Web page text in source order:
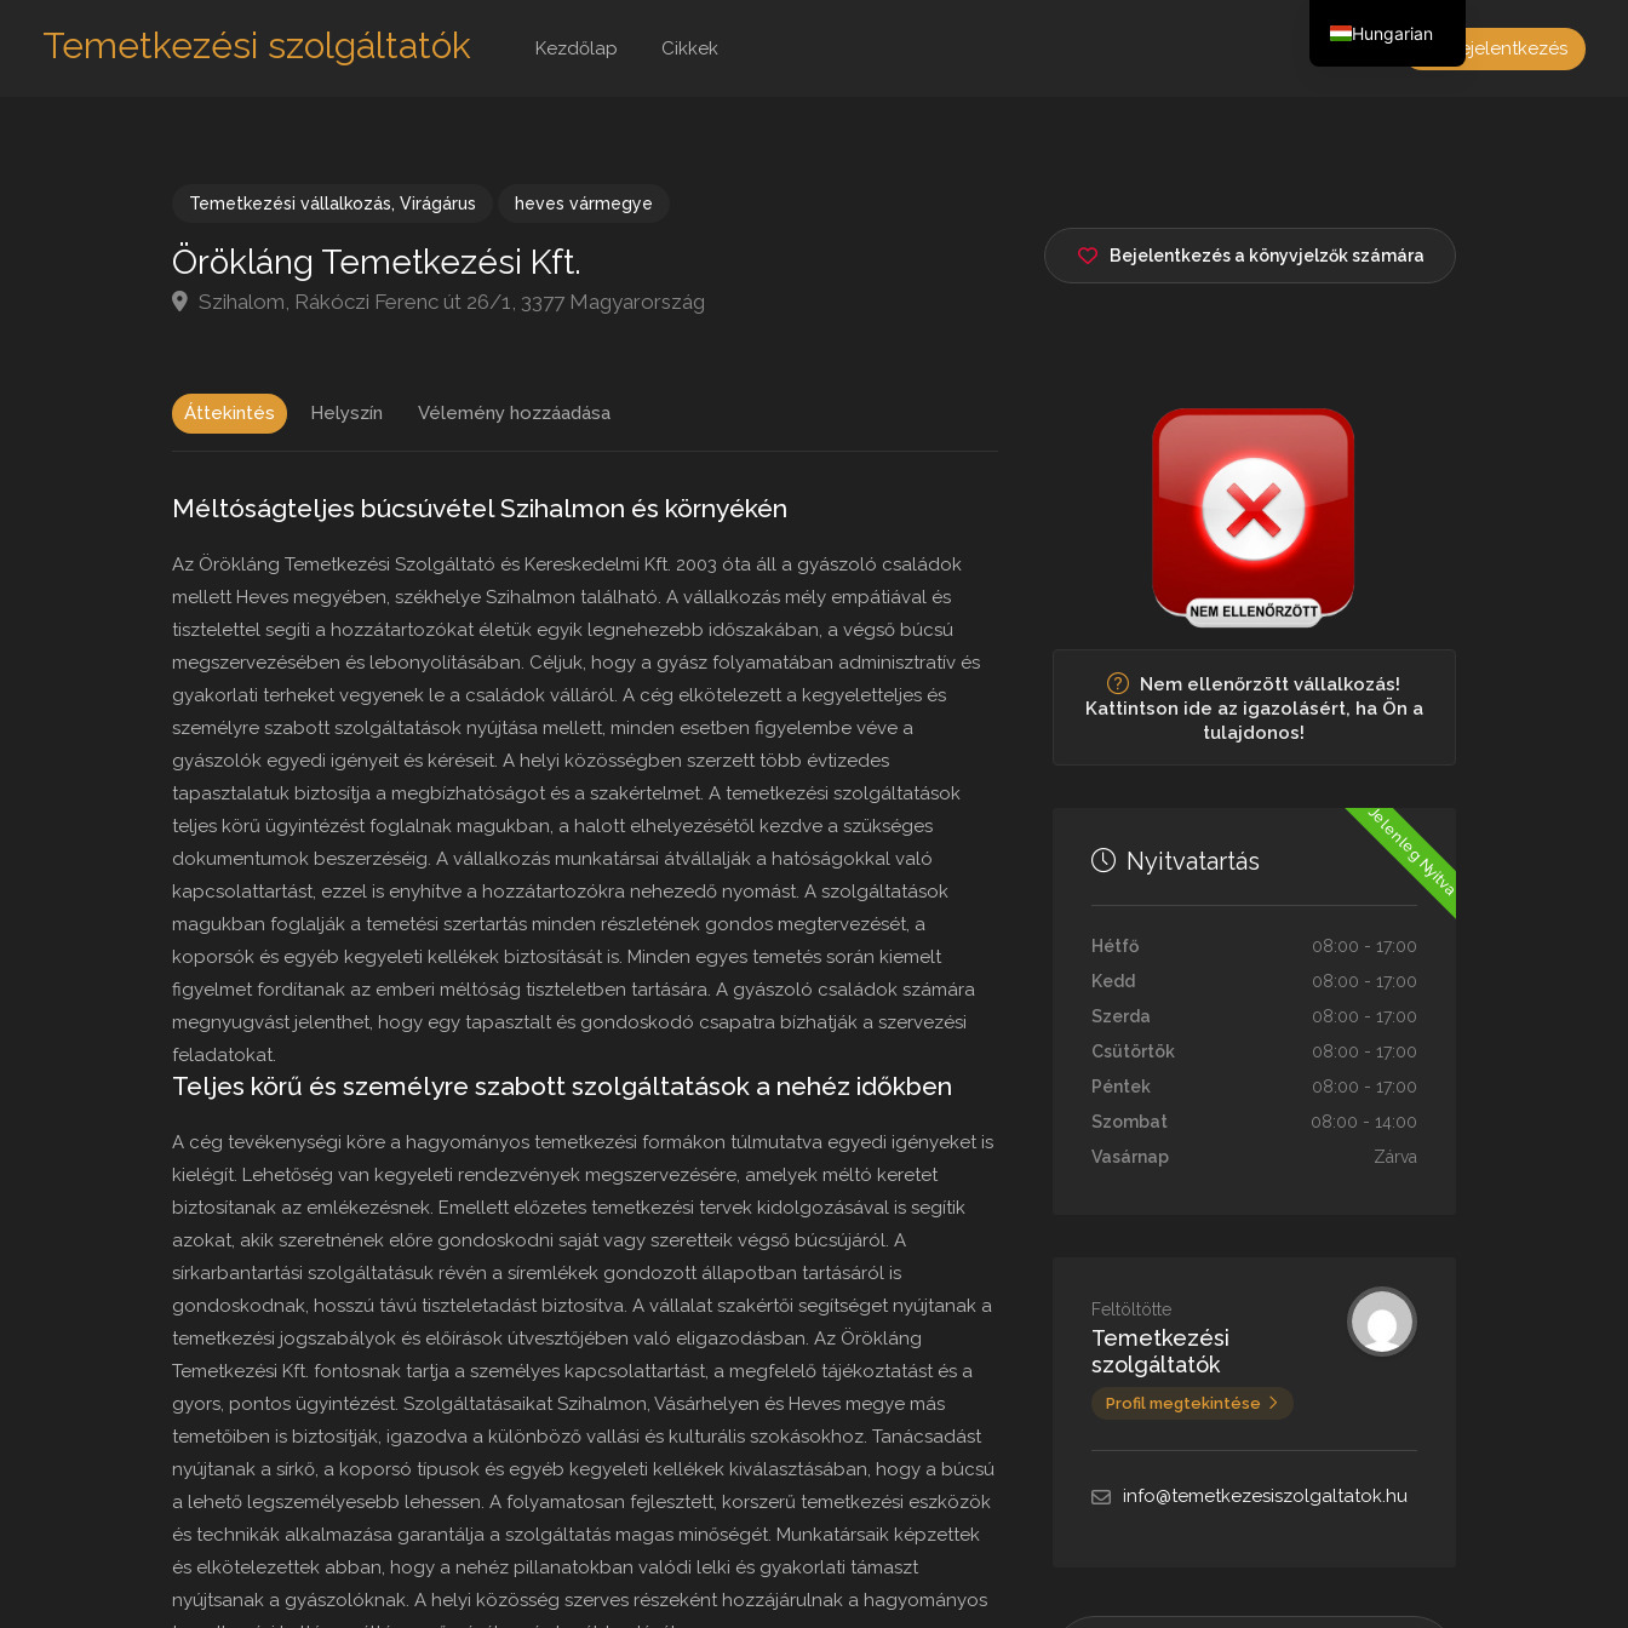
Temetkezési szolgáltatók Kezdőlap Cikkek Bejelentkezés
Temetkezési vállalkozás, Virágárus heves vármegye
Örökláng Temetkezési Kft.
Szihalom, Rákóczi Ferenc út 26/1, 3377 Magyarország
Bejelentkezés a könyvjelzők számára
Áttekintés Helyszín Vélemény hozzáadása
Méltóságteljes búcsúvétel Szihalmon és környékén
Az Örökláng Temetkezési Szolgáltató és Kereskedelmi Kft. 2003 óta áll a gyászoló családok
mellett Heves megyében, székhelye Szihalmon található. A vállalkozás mély empátiával és
tisztelettel segíti a hozzátartozókat életük egyik legnehezebb időszakában, a végső búcsú
megszervezésében és lebonyolításában. Céljuk, hogy a gyász folyamatában adminisztratív és
gyakorlati terheket vegyenek le a családok válláról. A cég elkötelezett a kegyeletteljes és
személyre szabott szolgáltatások nyújtása mellett, minden esetben figyelembe véve a
gyászolók egyedi igényeit és kéréseit. A helyi közösségben szerzett több évtizedes
tapasztalatuk biztosítja a megbízhatóságot és a szakértelmet. A temetkezési szolgáltatások
teljes körű ügyintézést foglalnak magukban, a halott elhelyezésétől kezdve a szükséges
dokumentumok beszerzéséig. A vállalkozás munkatársai átvállalják a hatóságokkal való
kapcsolattartást, ezzel is enyhítve a hozzátartozókra nehezedő nyomást. A szolgáltatások
magukban foglalják a temetési szertartás minden részletének gondos megtervezését, a
koporsók és egyéb kegyeleti kellékek biztosítását is. Minden egyes temetés során kiemelt
figyelmet fordítanak az emberi méltóság tiszteletben tartására. A gyászoló családok számára
megnyugvást jelenthet, hogy egy tapasztalt és gondoskodó csapatra bízhatják a szervezési
feladatokat.
Teljes körű és személyre szabott szolgáltatások a nehéz időkben
A cég tevékenységi köre a hagyományos temetkezési formákon túlmutatva egyedi igényeket is
kielégít. Lehetőség van kegyeleti rendezvények megszervezésére, amelyek méltó keretet
biztosítanak az emlékezésnek. Emellett előzetes temetkezési tervek kidolgozásával is segítik
azokat, akik szeretnének előre gondoskodni saját vagy szeretteik végső búcsújáról. A
sírkarbantartási szolgáltatásuk révén a síremlékek gondozott állapotban tartásáról is
gondoskodnak, hosszú távú tiszteletadást biztosítva. A vállalat szakértői segítséget nyújtanak a
temetkezési jogszabályok és előírások útvesztőjében való eligazodásban. Az Örökláng
Temetkezési Kft. fontosnak tartja a személyes kapcsolattartást, a megfelelő tájékoztatást és a
gyors, pontos ügyintézést. Szolgáltatásaikat Szihalmon, Vásárhelyen és Heves megye más
temetőiben is biztosítják, igazodva a különböző vallási és kulturális szokásokhoz. Tanácsadást
nyújtanak a sírkő, a koporsó típusok és egyéb kegyeleti kellékek kiválasztásában, hogy a búcsú
a lehető legszemélyesebb lehessen. A folyamatosan fejlesztett, korszerű temetkezési eszközök
és technikák alkalmazása garantálja a szolgáltatás magas minőségét. Munkatársaik képzettek
és elkötelezettek abban, hogy a nehéz pillanatokban valódi lelki és gyakorlati támaszt
nyújtsanak a gyászolóknak. A helyi közösség szerves részeként hozzájárulnak a hagyományos
Nem ellenőrzött vállalkozás!
Kattintson ide az igazolásért, ha Ön a
tulajdonos!
Jelenleg Nyitva
Nyitvatartás
Hétfő
08:00 - 17:00
Kedd
08:00 - 17:00
Szerda
08:00 - 17:00
Csütörtök
08:00 - 17:00
Péntek
08:00 - 17:00
Szombat
08:00 - 14:00
Vasárnap
Zárva
Feltöltötte
Temetkezési
szolgáltatók
Profil megtekintése
info@temetkezesiszolgaltatok.hu
Hungarian
English
French